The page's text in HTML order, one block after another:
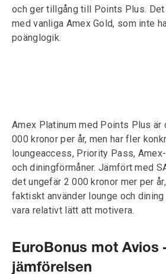
och ger tillgång till Points Plus.
med vanliga Amex Gold, som inte
poänglogik.
Amex Platinum med Points Plus är
000 kronor per år, men har fler
loungeaccess, Priority Pass,
och diningförmåner. Jämfört med
det ungefär 2 000 kronor mer per
faktiskt använder lounge och
vara relativt lätt att motivera.
EuroBonus mot Avios
jämförelsen